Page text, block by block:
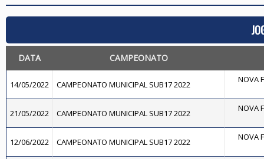
DATA CAMPEONATO
14/05/2022 CAMPEONATO MUNICIPAL SUB17 2022 NOVA
21/05/2022 CAMPEONATO MUNICIPAL SUB17 2022 NOVA
12/06/2022 CAMPEONATO MUNICIPAL SUB17 2022 NOVA